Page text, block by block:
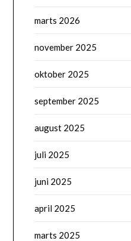
marts 2026
november 2025
oktober 2025
september 2025
august 2025
juli 2025
juni 2025
april 2025
marts 2025